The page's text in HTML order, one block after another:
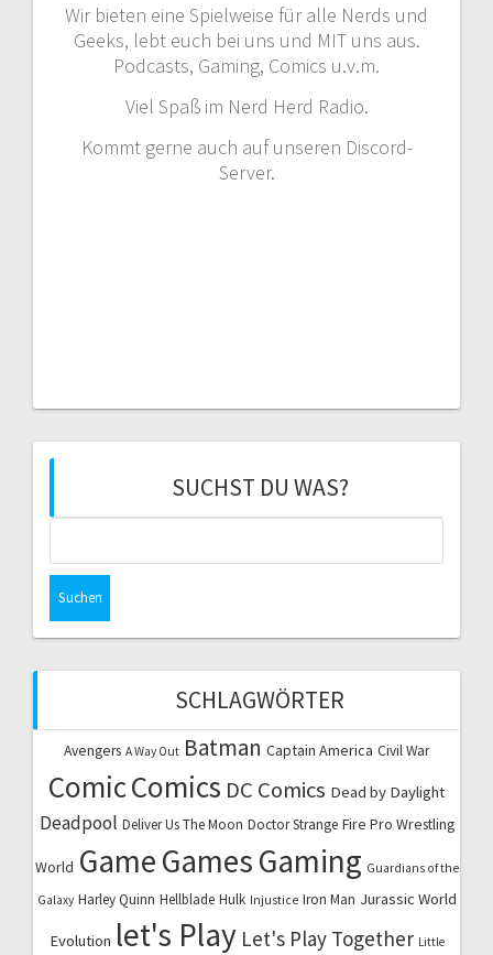
Wir bieten eine Spielweise für alle Nerds und
Geeks, lebt euch bei uns und MIT uns aus.
Podcasts, Gaming, Comics u.v.m.
Viel Spaß im Nerd Herd Radio.
Kommt gerne auch auf unseren Discord-
Server.
SUCHST DU WAS?
SCHLAGWÖRTER
Avengers A Way Out Batman Captain America Civil War
ComicComics DC Comics Dead by Daylight
Deadpool Deliver Us The Moon Doctor Strange Fire Pro Wrestling
World GameGamesGaming Guardians of the
Galaxy Harley Quinn Hellblade Hulk Injustice Iron Man Jurassic World
Evolution let's Play Let's Play Together Little